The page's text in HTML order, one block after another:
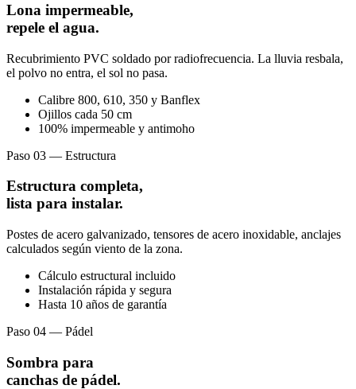
Lona impermeable,
repele el agua.
Recubrimiento PVC soldado por radiofrecuencia. La lluvia resbala,
el polvo no entra, el sol no pasa.
Calibre 800, 610, 350 y Banflex
Ojillos cada 50 cm
100% impermeable y antimoho
Paso 03 — Estructura
Estructura completa,
lista para instalar.
Postes de acero galvanizado, tensores de acero inoxidable, anclajes
calculados según viento de la zona.
Cálculo estructural incluido
Instalación rápida y segura
Hasta 10 años de garantía
Paso 04 — Pádel
Sombra para
canchas de pádel.